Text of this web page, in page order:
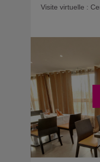
Visite virtuelle :